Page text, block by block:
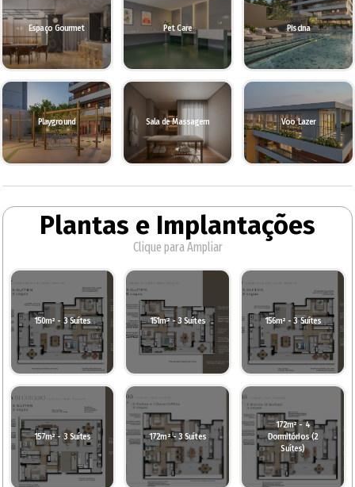
Espaço Gourmet Pet Care Piscina
Playground Sala de Massagem Voo Lazer
Plantas e Implantações
Clique para Ampliar
150m² - 3 Suítes 151m² - 3 Suítes 156m² - 3 Suítes
157m² - 3 Suítes 172m² - 3 Suítes
172m² - 4
Dormitórios (2
Suítes)